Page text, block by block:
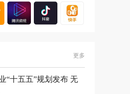
更多
“十五五”规划发布 无